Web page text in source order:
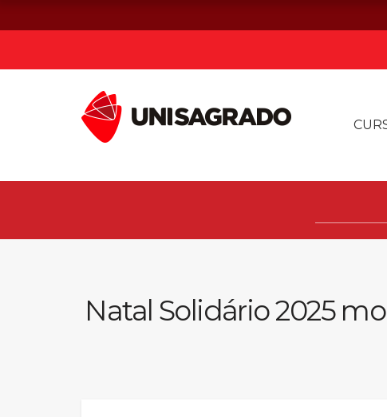
Graduação
Natal Solidário 2025